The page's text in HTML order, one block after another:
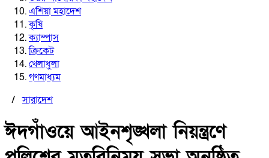
এশিয়া মহাদেশ
কৃষি
ক্যাম্পাস
ক্রিকেট
খেলাধুলা
গণমাধ্যম
/সারাদেশ
ঈদগাঁওয়ে আইনশৃঙ্খলা নিয়ন্ত্রণে